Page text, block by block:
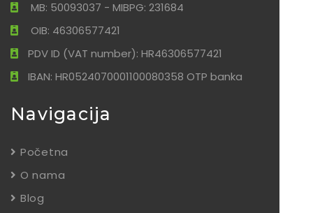
MB: 50093037 - MIBPG: 231684
OIB: 46306577421
PDV ID (VAT number): HR46306577421
IBAN: HR0524070001100080358 OTP banka
Navigacija
Početna
O nama
Blog